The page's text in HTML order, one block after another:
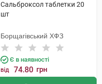
Сальброксол таблетки 20
шт
Борщагівський ХФЗ
Є в наявності
від 74.80 грн